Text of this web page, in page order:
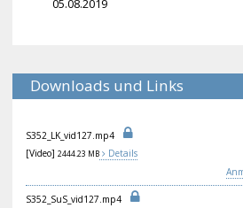
05.08.2019
Downloads und Links
S352_L K_vid1 27. mp4
[Video] 2444.23 MB
Details
S352_SuS_ vid127 .mp4